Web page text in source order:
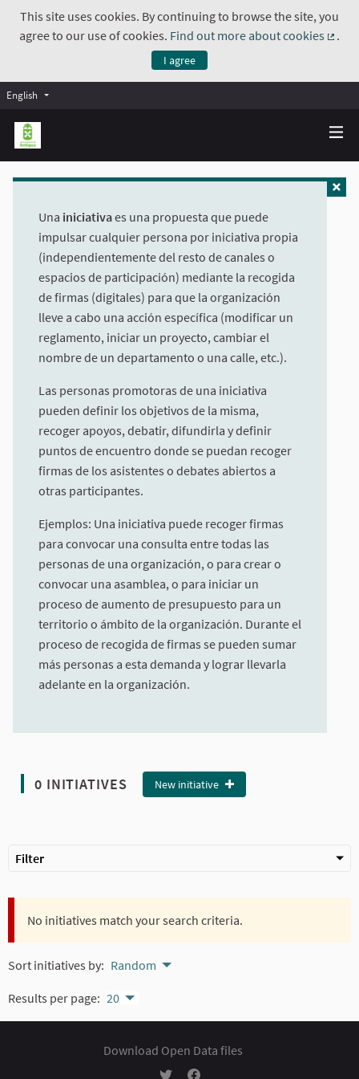
This site uses cookies. By continuing to browse the site, you
agree to our use of cookies. Find out more about cookies
.
I agree
English
Una iniciativaes una propuesta que puede
impulsar cualquier persona por iniciativa propia
(independientemente del resto de canales o
espacios de participación) mediante la recogida
de firmas (digitales) para que la organización
lleve a cabo una acción específica (modificar un
reglamento, iniciar un proyecto, cambiar el
nombre de un departamento o una calle, etc.).
Las personas promotoras de una iniciativa
pueden definir los objetivos de la misma,
recoger apoyos, debatir, difundirla y definir
puntos de encuentro donde se puedan recoger
firmas de los asistentes o debates abiertos a
otras participantes.
Ejemplos: Una iniciativa puede recoger firmas
para convocar una consulta entre todas las
personas de una organización, o para crear o
convocar una asamblea, o para iniciar un
proceso de aumento de presupuesto para un
territorio o ámbito de la organización. Durante el
proceso de recogida de firmas se pueden sumar
más personas a esta demanda y lograr llevarla
adelante en la organización.
0 INITIATIVES New initiative
Filter
No initiatives match your search criteria.
Sort initiatives by: Random
Results per page: 20
Download Open Data files